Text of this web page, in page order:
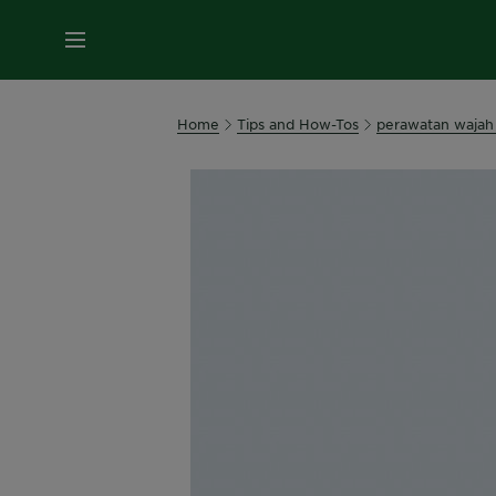
MENU
Home Tips and How-Tos perawatan